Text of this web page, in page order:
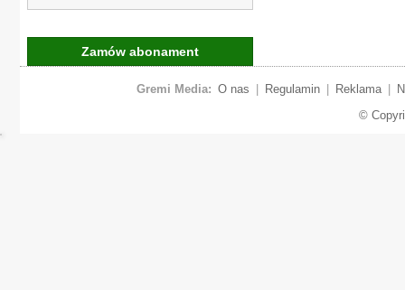
Zamów abonament
Gremi Media: O nas Regulamin Reklama
©